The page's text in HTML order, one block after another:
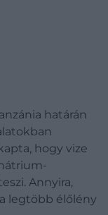
határán
hogy vize
Annyira,
legtöbb élőlény